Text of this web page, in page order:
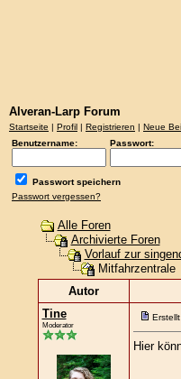
Alveran-Larp Forum
Startseite | Profil | Registrieren | Neue
Benutzername:
Passwort:
Passwort speichern
Passwort vergessen?
Alle Foren
Archivierte Foren
Vorlauf zur
Mitfahrzentrale
Autor
Tine
Moderator
Hier